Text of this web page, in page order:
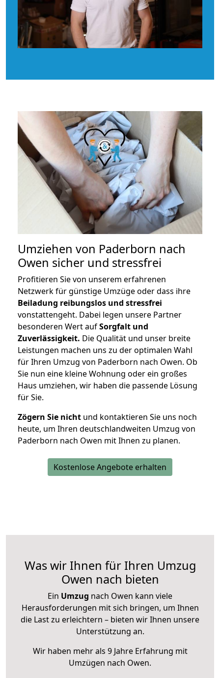
Umziehen von Paderborn nach
Owen sicher und stressfrei
Profitieren Sie von unserem erfahrenen
Netzwerk für günstige Umzüge oder dass ihre
Beiladung reibungslos und stressfrei
vonstattengeht. Dabei legen unsere Partner
besonderen Wert aufSorgfalt und
Zuverlässigkeit. Die Qualität und unser breite
Leistungen machen uns zu der optimalen Wahl
für Ihren Umzug von Paderborn nach Owen. Ob
Sie nun eine kleine Wohnung oder ein großes
Haus umziehen, wir haben die passende Lösung
für Sie.
Zögern Sie nicht und kontaktieren Sie uns noch
heute, um Ihren deutschlandweiten Umzug von
Paderborn nach Owen mit Ihnen zu planen.
Kostenlose Angebote erhalten
Was wir Ihnen für Ihren Umzug
Owen nach bieten
Ein Umzug nach Owen kann viele
Herausforderungen mit sich bringen, um Ihnen
die Last zu erleichtern – bieten wir Ihnen unsere
Unterstützung an.
Wir haben mehr als 9 Jahre Erfahrung mit
Umzügen nach Owen.